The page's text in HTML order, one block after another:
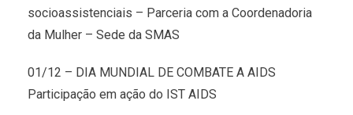
socioassistenciais – Parceria com a Coordenadoria
da Mulher – Sede da SMAS
01/12 – DIA MUNDIAL DE COMBATE A AIDS
Participação em ação do IST AIDS